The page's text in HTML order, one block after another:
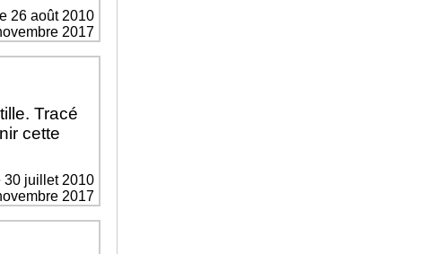
26 août 2010
2017
Tracé
cette
30 juillet 2010
2017